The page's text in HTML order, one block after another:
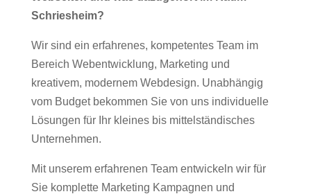
Schriesheim?
Wir sind ein erfahrenes, kompetentes Team im
Bereich Webentwicklung, Marketing und
kreativem, modernem Webdesign. Unabhängig
vom Budget bekommen Sie von uns individuelle
Lösungen für Ihr kleines bis mittelständisches
Unternehmen.
Mit unserem erfahrenen Team entwickeln wir für
Sie komplette Marketing Kampagnen und